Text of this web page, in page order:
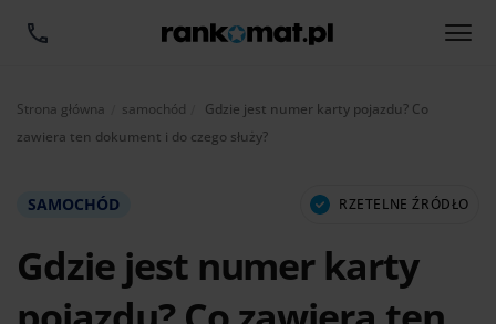
Strona główna samochód Aktualnie:
Gdzie jest numer karty pojazdu? Co
zawiera ten dokument i do czego służy?
SAMOCHÓD RZETELNE ŹRÓDŁO
Gdzie jest numer karty